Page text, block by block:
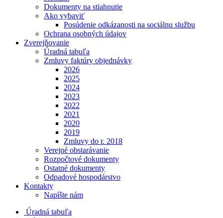
Dokumenty na stiahnutie
Ako vybaviť
Posúdenie odkázanosti na sociálnu službu
Ochrana osobných údajov
Zverejňovanie
Úradná tabuľa
Zmluvy faktúry objednávky
2026
2025
2024
2023
2022
2021
2020
2019
Zmluvy do r. 2018
Verejné obstarávanie
Rozpočtové dokumenty
Ostatné dokumenty
Odpadové hospodárstvo
Kontakty
Napíšte nám
Úradná tabuľa